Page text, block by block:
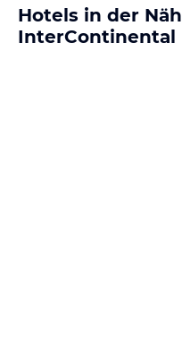
Hotels in der
InterContinental